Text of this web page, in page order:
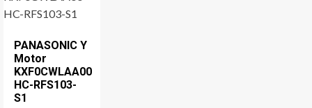
PANASONIC Y
Motor
KXF0CWLAA00
HC-RFS103-
S1